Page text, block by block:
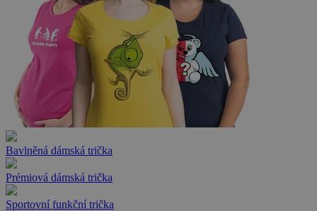
Bavlněná dámská trička
Prémiová dámská trička
Sportovní funkční trička